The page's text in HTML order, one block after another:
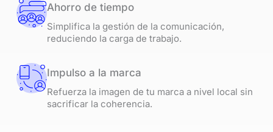
Ahorro de tiempo
Simplifica la gestión de la comunicación,
reduciendo la carga de trabajo.
Impulso a la marca
Refuerza la imagen de tu marca a nivel local sin
sacrificar la coherencia.